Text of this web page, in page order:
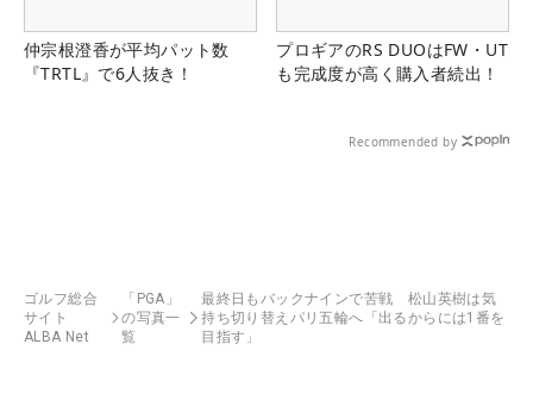
仲宗根澄香が平均パット数
『TRTL』で6人抜き！
プロギアのRS DUOはFW・UT
も完成度が高く購入者続出！
Recommended by
ゴルフ総合
サイト
ALBA Net
「PGA」
の写真一
覧
最終日もバックナインで苦戦 松山英樹は気
持ち切り替えパリ五輪へ「出るからには1番を
目指す」